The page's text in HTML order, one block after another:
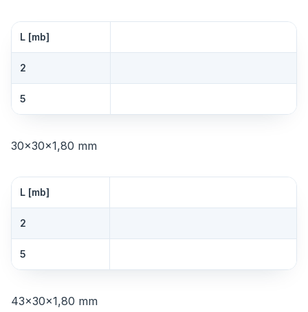
L [mb]
2
5
30×30×1,80 mm
L [mb]
2
5
43×30×1,80 mm